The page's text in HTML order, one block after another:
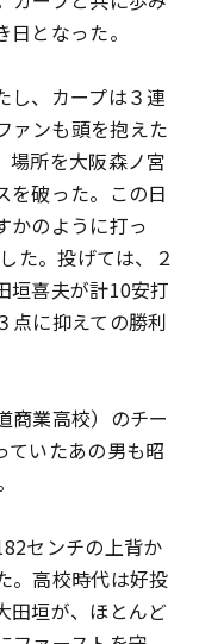
となった。
し、カープは３連
ンも頭を抱えた
場所を大阪森ノ宮
を破った。この日
かのように打っ
た。投げては、２
垣喜夫が計10安打
点に抑えての勝利
商業高校）のチー
ていたあの男も昭
センチの上背か
。高校時代は好投
田垣が、ほとんど